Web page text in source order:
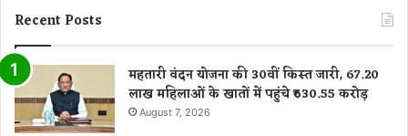
ल
ता
की
ह
दें
पा
Recent Posts
महतारी वंदन योजना की 30वीं किस्त जारी, 67.20
लाख महिलाओं के खातों में पहुंचे ₹630.55 करोड़
August 7, 2026